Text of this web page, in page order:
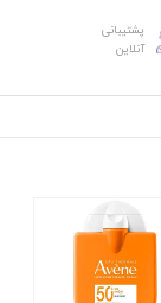
پشتیبانی
آنلاین